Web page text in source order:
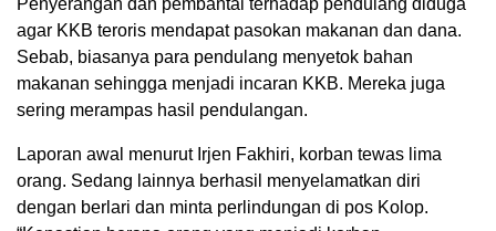
agar KKB teroris mendapat pasokan makanan dan dana.
Sebab, biasanya para pendulang menyetok bahan
makanan sehingga menjadi incaran KKB. Mereka juga
sering merampas hasil pendulangan.
Laporan awal menurut Irjen Fakhiri, korban tewas lima
orang. Sedang lainnya berhasil menyelamatkan diri
dengan berlari dan minta perlindungan di pos Kolop.